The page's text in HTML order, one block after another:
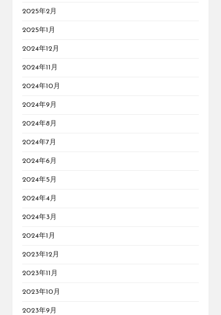
2025年2月
2025年1月
2024年12月
2024年11月
2024年10月
2024年9月
2024年8月
2024年7月
2024年6月
2024年5月
2024年4月
2024年3月
2024年1月
2023年12月
2023年11月
2023年10月
2023年9月